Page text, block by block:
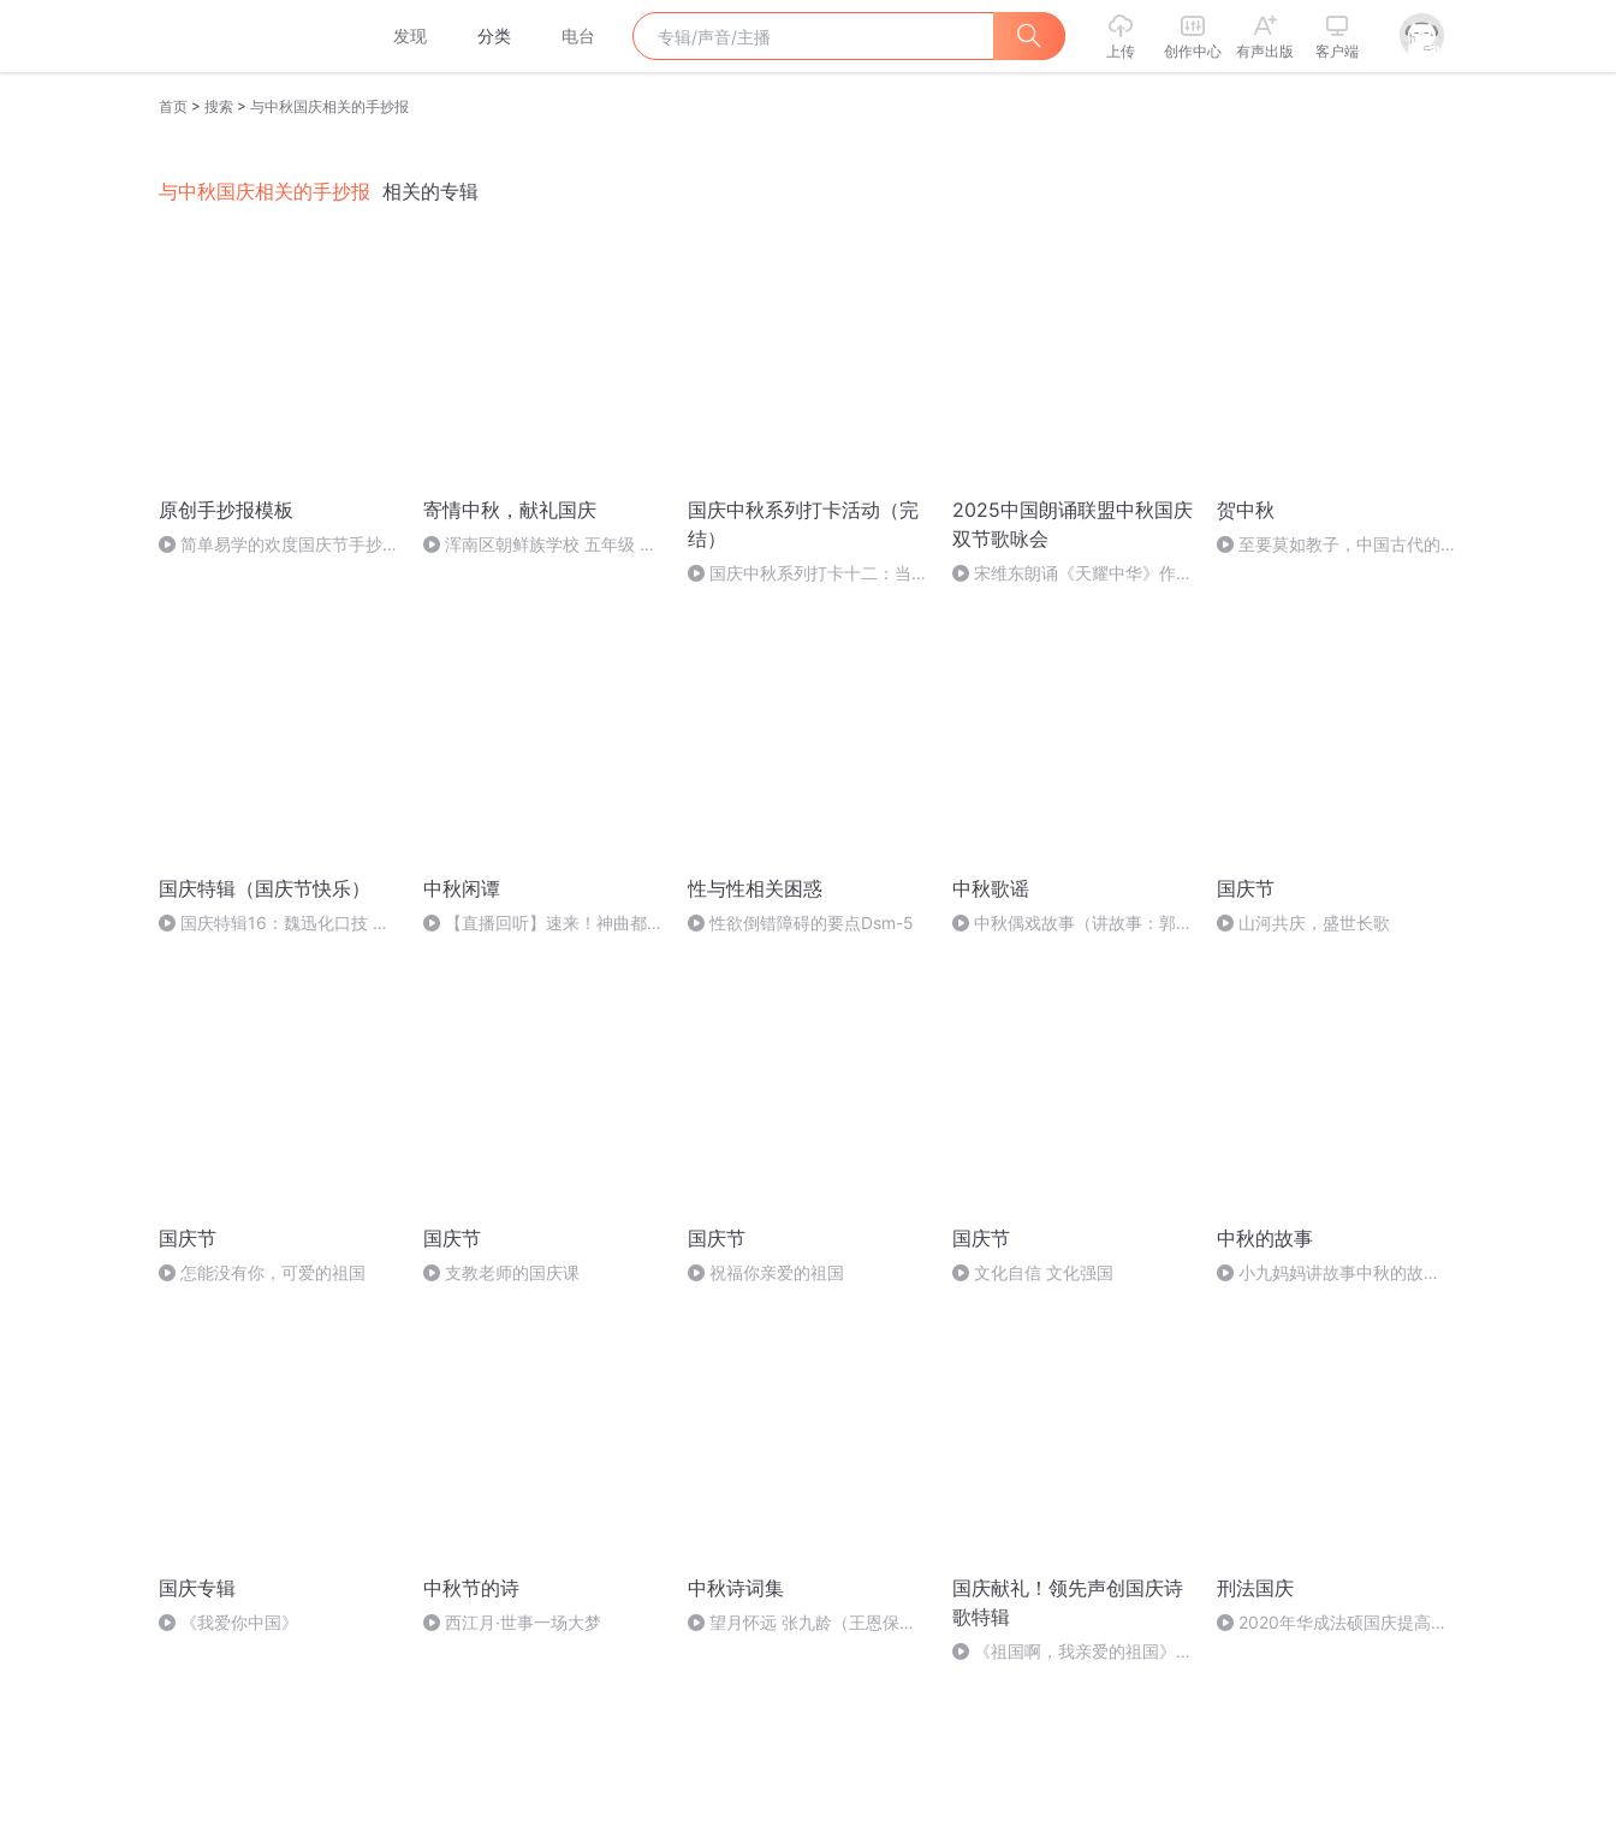
发现 分类 电台
上传 创作中心 有声出版 客户端
首页 > 搜索 > 与中秋国庆相关的手抄报
与中秋国庆相关的手抄报 相关的专辑
原创手抄报模板
简单易学的欢度国庆节手抄报
寄情中秋，献礼国庆
浑南区朝鲜族学校 五年级 孙
国庆中秋系列打卡活动（完
结）
国庆中秋系列打卡十二：当阳
2025中国朗诵联盟中秋国庆
双节歌咏会
宋维东朗诵《天耀中华》作
贺中秋
至要莫如教子，中国古代的家
国庆特辑（国庆节快乐）
国庆特辑16：魏迅化口技 二
中秋闲谭
【直播回听】速来！神曲都会
性与性相关困惑
性欲倒错障碍的要点Dsm-5
中秋歌谣
中秋偶戏故事（讲故事：郭
国庆节
山河共庆，盛世长歌
国庆节
怎能没有你，可爱的祖国
国庆节
支教老师的国庆课
国庆节
祝福你亲爱的祖国
国庆节
文化自信 文化强国
中秋的故事
小九妈妈讲故事中秋的故
国庆专辑
《我爱你中国》
中秋节的诗
西江月·世事一场大梦
中秋诗词集
望月怀远 张九龄（王恩保吟
国庆献礼！领先声创国庆诗
歌特辑
《祖国啊，我亲爱的祖国》温
刑法国庆
2020年华成法硕国庆提高班